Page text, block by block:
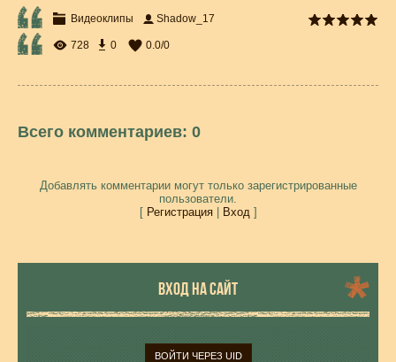
Видеоклипы Shadow_17
728 0 0.0/0
Всего комментариев: 0
Добавлять комментарии могут только зарегистрированные
пользователи.
[ Регистрация| Вход]
ВХОД НА САЙТ
ВОЙТИ ЧЕРЕЗ UID